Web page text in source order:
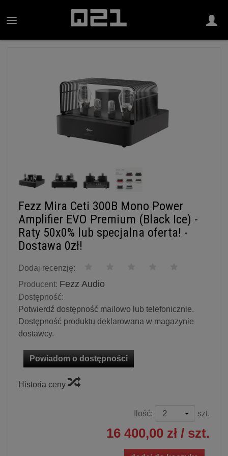
Fezz Mira Ceti 300B Mono Power
Amplifier EVO Premium (Black Ice) -
Raty 50x0% lub specjalna oferta! -
Dostawa 0zł!
Dodaj recenzję:
Producent: Fezz Audio
Dostępność:
Potwierdź dostępność mailowo lub telefonicznie.
Dostępność produktu deklarowana w magazynie
dostawcy.
Powiadom o dostępności
Historia ceny
Ilość: szt.
16 400,00 zł / szt.